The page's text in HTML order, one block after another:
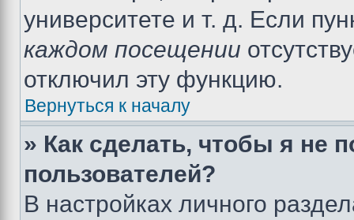
университете и т. д. Если
каждом посещении
отключил эту функцию.
Вернуться к началу
» Как сделать, чтобы я не
пользователей?
В настройках личного